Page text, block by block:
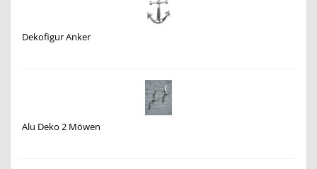
Dekofigur Anker
Alu Deko 2 Möwen